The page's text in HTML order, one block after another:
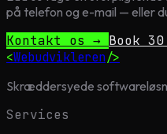
på telefon og e-mail — eller
Kontakt os → Book
<Webudvikleren/>
Skræddersyede
Services